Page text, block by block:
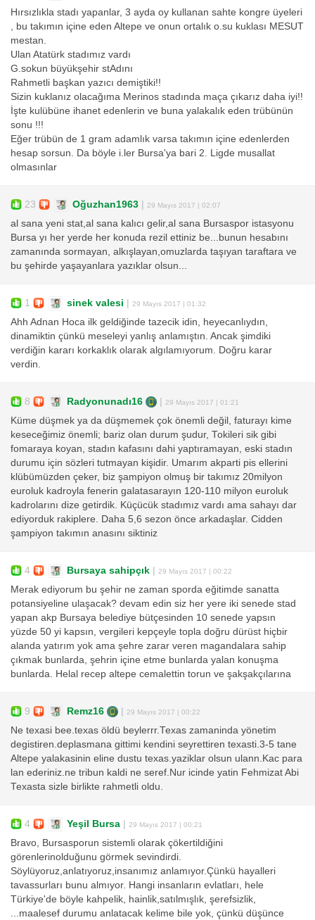
Hırsızlıkla stadı yapanlar, 3 ayda oy kullanan sahte kongre üyeleri
, bu takımın içine eden Altepe ve onun ortalık o.su kuklası MESUT
mestan.
Ulan Atatürk stadımız vardı
G.sokun büyükşehir stAdını
Rahmetli başkan yazıcı demiştiki!!
Sizin kuklanız olacağıma Merinos stadında maça çıkarız daha iyi!!
İşte kulübüne ihanet edenlerin ve buna yalakalık eden trübünün
sonu !!!
Eğer trübün de 1 gram adamlık varsa takımın içine edenlerden
hesap sorsun. Da böyle i.ler Bursa'ya bari 2. Ligde musallat
olmasınlar
23 Oğuzhan1963 29 Mayıs 2017 | 02:07
al sana yeni stat,al sana kalıcı gelir,al sana Bursaspor istasyonu
Bursa yı her yerde her konuda rezil ettiniz be...bunun hesabını
zamanında sormayan, alkışlayan,omuzlarda taşıyan taraftara ve
bu şehirde yaşayanlara yazıklar olsun...
1 sinek valesi 29 Mayıs 2017 | 01:32
Ahh Adnan Hoca ilk geldiğinde tazecik idin, heyecanlıydın,
dinamiktin çünkü meseleyi yanlış anlamıştın. Ancak şimdiki
verdiğin kararı korkaklık olarak algılamıyorum. Doğru karar
verdin.
8 Radyonunadı16 29 Mayıs 2017 | 01:21
Küme düşmek ya da düşmemek çok önemli değil, faturayı kime
keseceğimiz önemli; bariz olan durum şudur, Tokileri sik gibi
fomaraya koyan, stadın kafasını dahi yaptıramayan, eski stadın
durumu için sözleri tutmayan kişidir. Umarım akparti pis ellerini
klübümüzden çeker, biz şampiyon olmuş bir takımız 20milyon
euroluk kadroyla fenerin galatasarayın 120-110 milyon euroluk
kadrolarını dize getirdik. Küçücük stadımız vardı ama sahayı dar
ediyorduk rakiplere. Daha 5,6 sezon önce arkadaşlar. Cidden
şampiyon takımın anasını siktiniz
4 Bursaya sahipçık 29 Mayıs 2017 | 00:22
Merak ediyorum bu şehir ne zaman sporda eğitimde sanatta
potansiyeline ulaşacak? devam edin siz her yere iki senede stad
yapan akp Bursaya belediye bütçesinden 10 senede yapsın
yüzde 50 yi kapsın, vergileri kepçeyle topla doğru dürüst hiçbir
alanda yatırım yok ama şehre zarar veren magandalara sahip
çıkmak bunlarda, şehrin içine etme bunlarda yalan konuşma
bunlarda. Helal recep altepe cemalettin torun ve şakşakçılarına
9 Remz16 29 Mayıs 2017 | 00:22
Ne texasi bee.texas öldü beylerrr.Texas zamaninda yönetim
degistiren.deplasmana gittimi kendini seyrettiren texasti.3-5 tane
Altepe yalakasinin eline dustu texas.yaziklar olsun ulann.Kac para
lan ederiniz.ne tribun kaldi ne seref.Nur icinde yatin Fehmizat Abi
Texasta sizle birlikte rahmetli oldu.
4 Yeşil Bursa 29 Mayıs 2017 | 00:21
Bravo, Bursasporun sistemli olarak çökertildiğini
görenlerinolduğunu görmek sevindirdi.
Söylüyoruz,anlatıyoruz,insanımız anlamıyor.Çünkü hayalleri
tavassurları bunu almıyor. Hangi insanların evlatları, hele
Türkiye'de böyle kahpelik, hainlik,satılmışlık, şerefsizlik,
...maalesef durumu anlatacak kelime bile yok, çünkü düşünce